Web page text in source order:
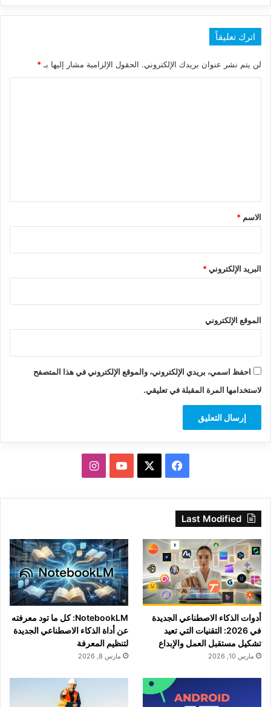
اترك تعليقاً
لن يتم نشر عنوان بريدك الإلكتروني. الحقول الإلزامية مشار إليها بـ *
*
الاسم *
البريد الإلكتروني*
الموقع الإلكتروني
احفظ اسمي، بريدي الإلكتروني، والموقع الإلكتروني في هذا المتصفح
لاستخدامها المرة المقبلة في تعليقي.
فيسبوك ‫YouTubeانستقرام
Last Modified
أدوات الذكاء الاصطناعي الجديدة
في 2026: التقنيات التي تعيد
تشكيل مستقبل العمل والإبداع
مارس 10, 2026
NotebookLM: كل ما تود معرفته
عن أداة الذكاء الاصطناعي الجديدة
لتنظيم المعرفة
مارس 8, 2026